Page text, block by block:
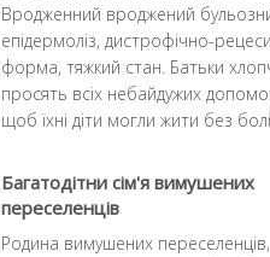
Вродженний вроджений
епідермоліз, дистрофічно-
форма, тяжкий стан. Батьки
просять всіх небайдужих
щоб їхні діти могли жити без болi
Багатодітни сім'я вимушених
переселенців
Родина вимушених